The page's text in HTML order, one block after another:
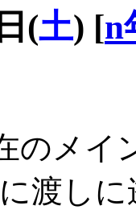
(土) [n
のメ
渡し